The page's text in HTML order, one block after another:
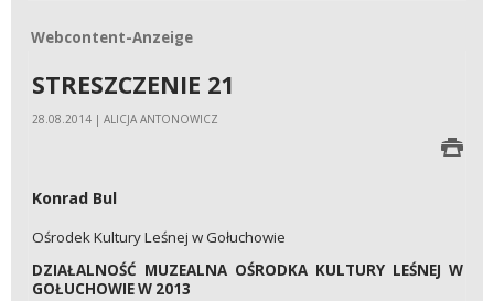
Webcontent-Anzeige
Webcontent-Anzeige
STRESZCZENIE 21
28.08.2014 | ALICJA ANTONOWICZ
Konrad Bul
Ośrodek Kultury Leśnej w Gołuchowie
DZIAŁALNOŚĆ MUZEALNA OŚRODKA KULTURY LEŚNEJ W
GOŁUCHOWIE W 2013